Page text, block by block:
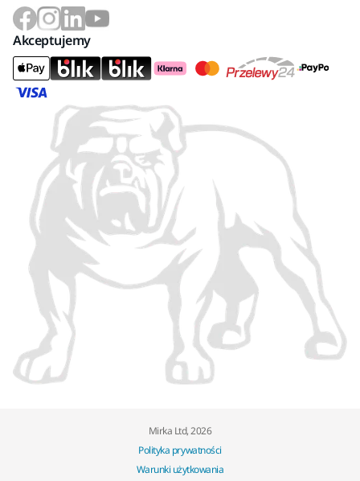
Akceptujemy
Mirka Ltd, 2026
Polityka prywatności
Warunki użytkowania